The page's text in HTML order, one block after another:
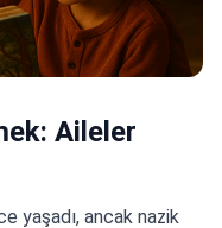
Aileler
yaşadı, ancak nazik